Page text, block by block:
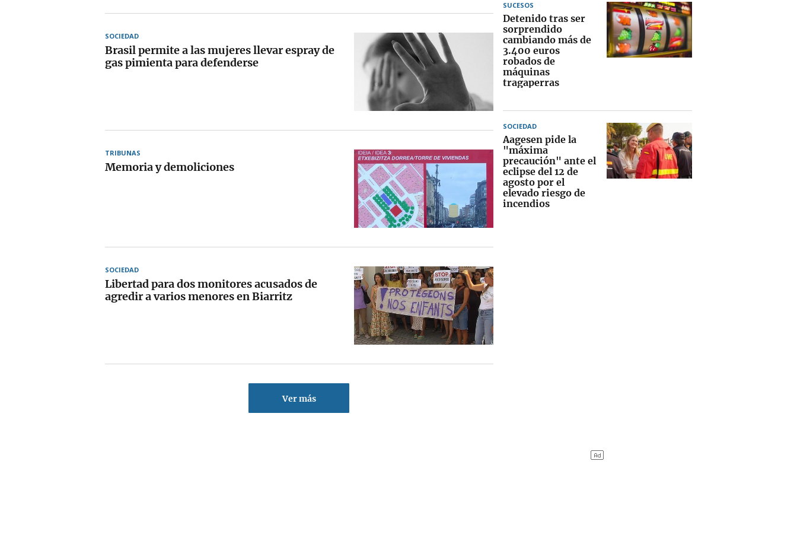
SOCIEDAD
Brasil permite a las mujeres llevar espray de
gas pimienta para defenderse
TRIBUNAS
Memoria y demoliciones
SOCIEDAD
Libertad para dos monitores acusados de
agredir a varios menores en Biarritz
Ver más
SUCESOS
Detenido tras ser
sorprendido
cambiando más de
3.400 euros
robados de
máquinas
tragaperras
SOCIEDAD
Aagesen pide la
"máxima
precaución" ante el
eclipse del 12 de
agosto por el
elevado riesgo de
incendios